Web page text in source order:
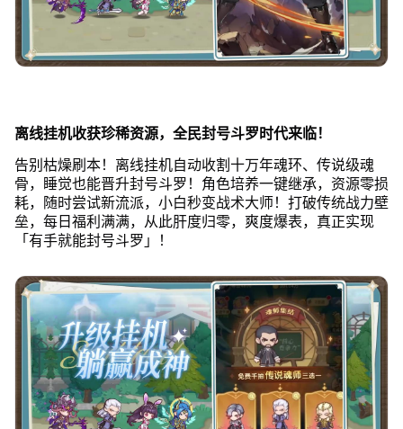
离线挂机收获珍稀资源，全民封号斗罗时代来临！
告别枯燥刷本！离线挂机自动收割十万年魂环、传说级魂
骨，睡觉也能晋升封号斗罗！角色培养一键继承，资源零损
耗，随时尝试新流派，小白秒变战术大师！打破传统战力壁
垒，每日福利满满，从此肝度归零，爽度爆表，真正实现
「有手就能封号斗罗」！